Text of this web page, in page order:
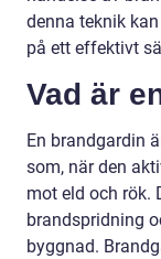
denna teknik
på ett effektivt
Vad är
En brandgardin
som, när den
mot eld och rök.
brandspridning
byggnad.